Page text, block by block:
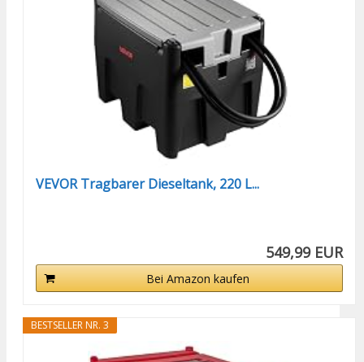
VEVOR Tragbarer Dieseltank, 220 L...
549,99 EUR
Bei Amazon kaufen
BESTSELLER NR. 3